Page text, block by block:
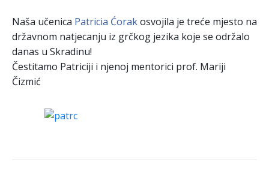
Naša učenica Patricia Ćorakosvojila je treće mjesto na
državnom natjecanju iz grčkog jezika koje se održalo
danas u Skradinu!
Čestitamo Patriciji i njenoj mentorici prof. Mariji
Čizmić